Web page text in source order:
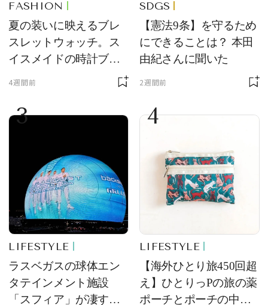
FASHION
夏の装いに映えるブレ
スレットウォッチ。ス
イスメイドの時計ブラ
ンド【フレデリック・
をレビュー。【それい
け！ 良品ハンター】
4週間前
SDGS
【憲法9条】を守るため
にできることは？ 本田
由紀さんに聞いた
2週間前
3
LIFESTYLE
ラスベガスの球体エン
タテインメント施設
「スフィア」が凄すぎ
4
LIFESTYLE
【海外ひとり旅450回超
え】ひとりっPの旅の薬
ポーチとポーチの中身